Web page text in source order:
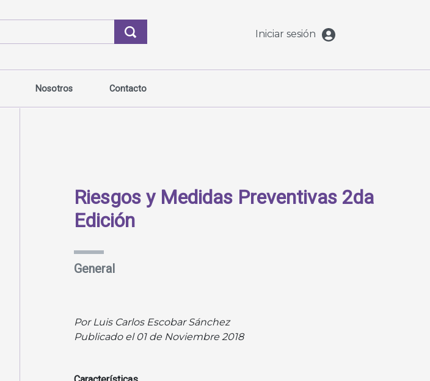
Iniciar sesión
Nosotros Contacto
Riesgos y Medidas Preventivas 2da
Edición
General
Por Luis Carlos Escobar Sánchez
Publicado el 01 de Noviembre 2018